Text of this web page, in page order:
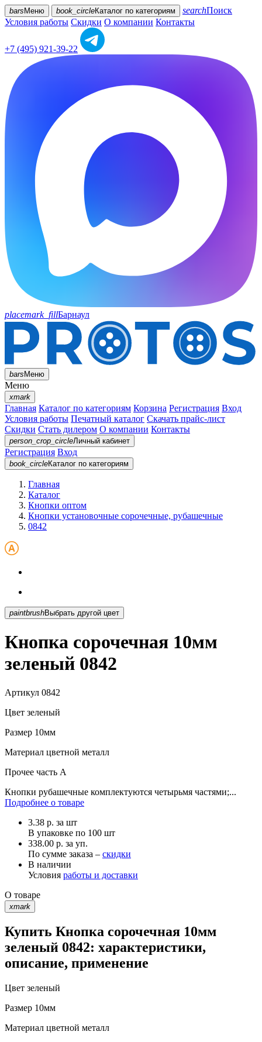
bars Меню book_circleКаталог по категориям searchПоиск
Условия работы Скидки О компании Контакты
+7 (495) 921-39-22
placemark_fillБарнаул
barsМеню
Меню
xmark
Главная Каталог по категориям Корзина Регистрация Вход
Условия работы Печатный каталог Скачать прайс-лист
Скидки Стать дилером О компании Контакты
person_crop_circleЛичный кабинет
Регистрация Вход
book_circleКаталог по категориям
Главная
Каталог
Кнопки оптом
Кнопки установочные сорочечные, рубашечные
0842
paintbrush Выбрать другой цвет
Кнопка сорочечная 10мм
зеленый 0842
Артикул 0842
Цвет зеленый
Размер 10мм
Материал цветной металл
Прочее часть A
Кнопки рубашечные комплектуются четырьмя частями;...
Подробнее о товаре
3.38 р. за шт
В упаковке по 100 шт
338.00 р. за уп.
По сумме заказа – скидки
В наличии
Условия работы и доставки
О товаре
xmark
Купить Кнопка сорочечная 10мм
зеленый 0842: характеристики,
описание, применение
Цвет зеленый
Размер 10мм
Материал цветной металл